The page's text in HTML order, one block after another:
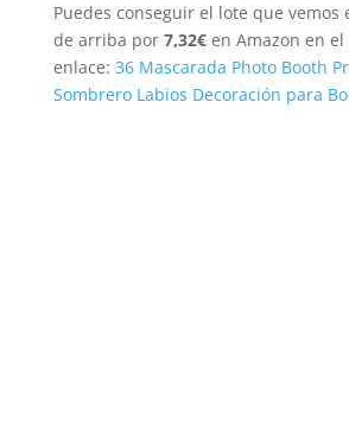
Puedes conseguir el lote que vemos
de arriba por 7,32€ en Amazon en
enlace: 36 Mascarada Photo Booth
Sombrero Labios Decoración para